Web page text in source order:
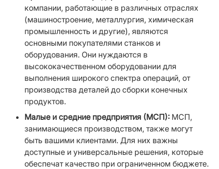
компании, работающие в различных отраслях
(машиностроение, металлургия, химическая
промышленность и другие), являются
основными покупателями станков и
оборудования. Они нуждаются в
высококачественном оборудовании для
выполнения широкого спектра операций, от
производства деталей до сборки конечных
продуктов.
Малые и средние предприятия (МСП): МСП,
занимающиеся производством, также могут
быть вашими клиентами. Для них важны
доступные и универсальные решения, которые
обеспечат качество при ограниченном бюджете.